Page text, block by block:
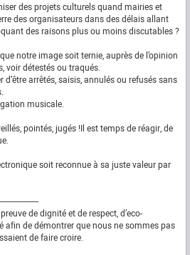
des projets culturels quand mairies et
des organisateurs dans des délais allant
des raisons plus ou moins discutables ?
notre image soit ternie, auprès de l’opinion
voir détestés ou traqués.
arrêtés, saisis, annulés ou refusés sans
musicale.
pointés, jugés !Il est temps de réagir, de
soit reconnue à sa juste valeur par
de dignité et de respect, d’eco-
afin de démontrer que nous ne sommes pas
de faire croire.